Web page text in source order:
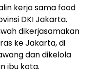
kerja sama food
DKI Jakarta.
dikerjasamakan
ke Jakarta, di
dan dikelola
ibu kota.